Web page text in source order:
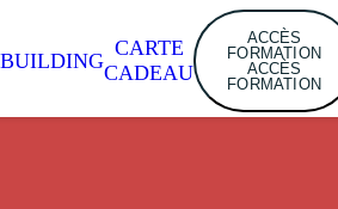
CARTE
CADEAU
ACCÈS
FORMATION
ACCÈS
FORMATION